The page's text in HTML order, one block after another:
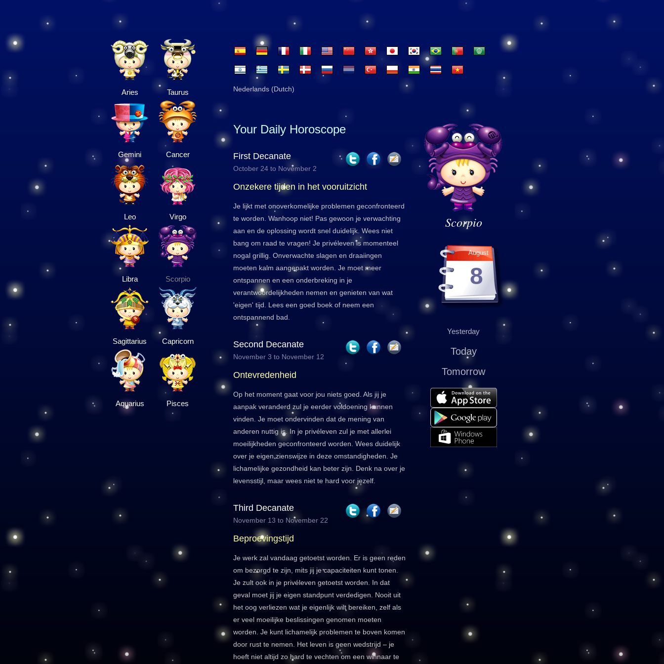
Aries Taurus
Gemini Cancer
Leo Virgo
Libra Scorpio
Sagittarius Capricorn
Aquarius Pisces
Nederlands (Dutch)
Scorpio
August
8
Yesterday
Today
Tomorrow
Your Daily Horoscope
First Decanate
October 24 to November 2
Onzekere tijden in het vooruitzicht
Je lijkt met onoverkomelijke problemen geconfronteerd
te worden. Wanhoop niet! Pas gewoon je verwachting
aan en de oplossing wordt snel duidelijk. Wees niet
bang om raad te vragen! Je privéleven is momenteel
nogal grillig. Onverwachte slagen en draaiingen
moeten kalm aangepakt worden. Je moet meer
ontspannen en een onderbreking in je
verantwoordelijkheden nemen en genieten van wat
'eigen' tijd. Lees een goed boek of neem een
ontspannend bad.
Second Decanate
November 3 to November 12
Ontevredenheid
Op het moment gaat voor jou niets goed. Als jij je
aanpak veranderd zul je eerder voldoening kunnen
vinden. Je moet ondervinden dat de mening van
anderen nuttig is. In je privéleven zul je met allerlei
moeilijkheden geconfronteerd worden. Wees duidelijk
over je eigen zienswijze in deze omstandigheden. Je
lichamelijke gezondheid kan beter zijn. Denk na over je
levensstijl, maar wees niet te hard voor jezelf.
Third Decanate
November 13 to November 22
Beproevingstijd
Je werk zal vandaag getoetst worden. Er is geen reden
om bezorgd te zijn, mits jij je capaciteiten kunt tonen.
Je zult ook in je privéleven getoetst worden. In dat
geval moet jij je eigen standpunt verdedigen. Nooit uit
het oog verliezen wat je eigenlijk wilt bereiken, zelf als
er veel moeilijke beslissingen genomen moeten
worden. Je kunt lichamelijk problemen te boven komen
door rust te nemen. Het leven is geen wedstrijd – je
hoeft niet altijd zo hard te vechten om een winnaar te